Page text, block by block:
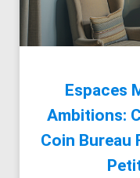
Espaces
Ambitions:
Coin Bureau